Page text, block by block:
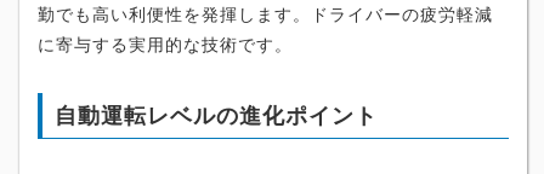
勤でも高い利便性を発揮します。ドライバーの疲労軽減
に寄与する実用的な技術です。
自動運転レベルの進化ポイント